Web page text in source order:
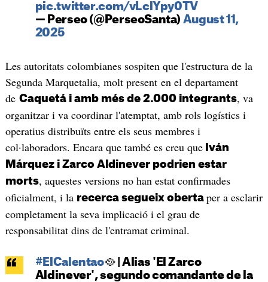
pic.twitter.com/vLclYpy0TV
— Perseo (@PerseoSanta) August 11,
2025
Les autoritats colombianes sospiten que l'estructura de la
Segunda Marquetalia, molt present en el departament
de Caquetá i amb més de 2.000 integrants, va
organitzar i va coordinar l'atemptat, amb rols logístics i
operatius distribuïts entre els seus membres i
col·laboradors. Encara que també es creu queIván
Márquez i Zarco Aldinever podrien estar
morts, aquestes versions no han estat confirmades
oficialment, i la recerca segueix oberta per a esclarir
completament la seva implicació i el grau de
responsabilitat dins de l'entramat criminal.
#ElCalentao🥘 | Alias 'El Zarco
Aldinever', segundo comandante de la